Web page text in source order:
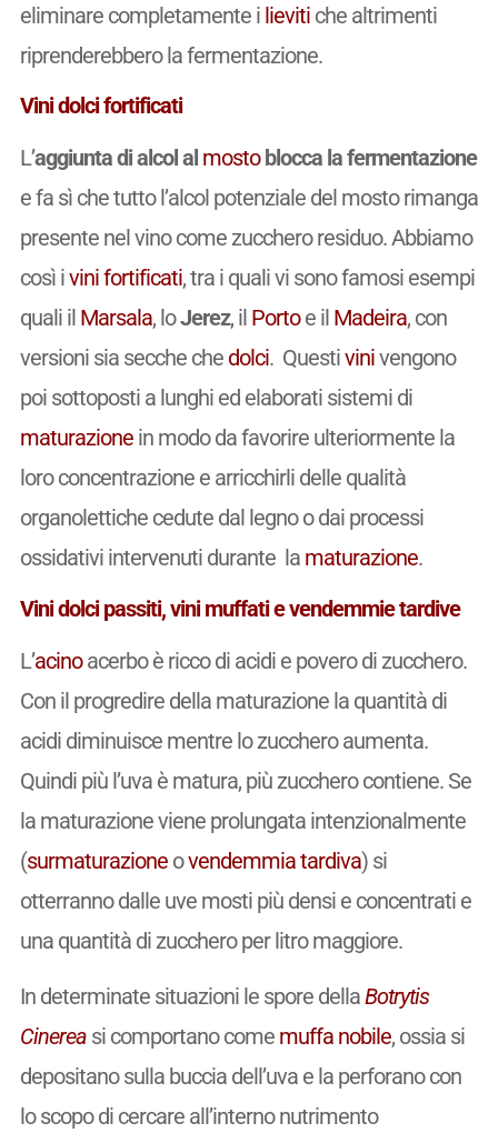
eliminare completamente i lievitiche altrimenti
riprenderebbero la fermentazione.
Vini dolci fortificati
L’aggiunta di alcol al mosto blocca la fermentazione
e fa sì che tutto l’alcol potenziale del mosto rimanga
presente nel vino come zucchero residuo. Abbiamo
così ivinifortificati, tra i quali vi sono famosi esempi
quali il Marsala, loJerez, il Portoe il Madeira, con
versioni sia secche che dolci. Questivinivengono
poi sottoposti a lunghi ed elaborati sistemi di
maturazionein modo da favorire ulteriormente la
loro concentrazione e arricchirli delle qualità
organolettiche cedute dal legno o dai processi
ossidativi intervenuti durante la maturazione.
Vini dolci passiti, vini muffati e vendemmie tardive
L’acinoacerbo è ricco di acidi e povero di zucchero.
Con il progredire della maturazione la quantità di
acidi diminuisce mentre lo zucchero aumenta.
Quindi più l’uva è matura, più zucchero contiene. Se
la maturazione viene prolungata intenzionalmente
(surmaturazioneovendemmia tardiva) si
otterranno dalle uve mosti più densi e concentrati e
una quantità di zucchero per litro maggiore.
In determinate situazioni le spore dellaBotrytis
Cinerea si comportano come muffa nobile, ossia si
depositano sulla buccia dell’uva e la perforano con
lo scopo di cercare all’interno nutrimento